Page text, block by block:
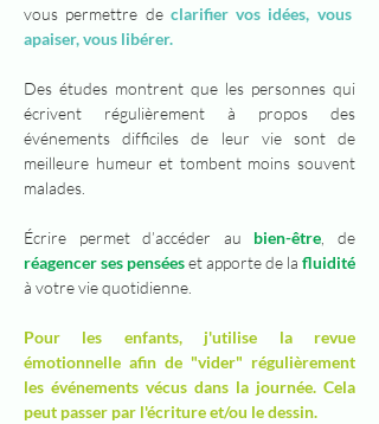
vous permettre de clarifier vos idées, vous
apaiser, vous libérer.
Des études montrent que les personnes qui
écrivent régulièrement à propos des
événements difficiles de leur vie sont de
meilleure humeur et tombent moins souvent
malades.
Écrire permet d’accéder au bien-être , de
réagencer ses penséeset apporte de la fluidité
à votre vie quotidienne.
Pour les enfants, j'utilise la revue
émotionnelle afin de "vider" régulièrement
les événements vécus dans la journée. Cela
peut passer par l'écriture et/ou le dessin.